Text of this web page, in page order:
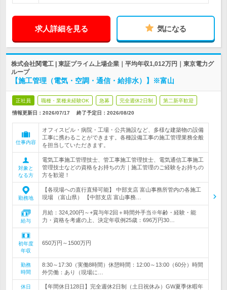
求人詳細を見る 気になる
株式会社関電工 | 東証プライム上場企業｜平均年収1,012万円｜東京電力グ
ループ
【施工管理（電気・空調・通信・給排水）】※富山
正社員 職種・業種未経験OK 急募 完全週休2日制 第二新卒歓迎
情報更新日：2026/07/17 終了予定日： 2026/08/20
仕事内容
オフィスビル・病院・工場・公共施設など、多様な建築物の設備
工事に携わることができます。各種設備工事の施工管理業務全般
を担当していただきます。
対象と
なる方
電気工事施工管理技士、管工事施工管理技士、電気通信工事施工
管理技士などの資格をお持ちの方｜施工管理のご経験をお持ちの
方を歓迎！
勤務地
【各現場への直行直帰可能】 中部支店 富山事務所管内の各施工
現場 （富山県） 【中部支店 富山事務…
給与
月給：324,200円～+賞与年2回＋時間外手当※年齢・経験・能
力・資格を考慮の上、決定年収例25歳：696万円30…
初年度
年収
650万円～1500万円
勤務
時間
8:30～17:30（実働8時間）休憩時間：12:00～13:00（60分）時間
外労働：あり（現場に…
休日
【年間休日128日】完全週休2日制（土日祝休み）GW夏季休暇年